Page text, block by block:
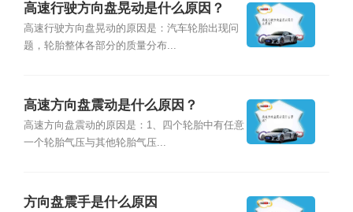
高速行驶方向盘晃动是什么原因？
高速行驶方向盘晃动的原因是：汽车轮胎出现问
题，轮胎整体各部分的质量分布...
高速方向盘震动是什么原因？
高速方向盘震动的原因是：1、四个轮胎中有任意
一个轮胎气压与其他轮胎气压...
方向盘震手是什么原因